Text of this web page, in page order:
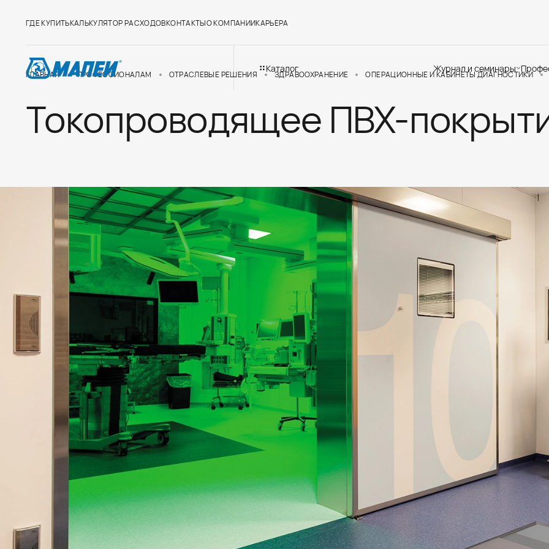
ГДЕ КУПИТЬКАЛЬКУЛЯТОР РАСХОДОВКОНТАКТЫО КОМПАНИИКАРЬЕРА
Каталог Журнал и семинары
Новости
Статьи
Мир Мапеи
ГЛАВНАЯ ПРОФЕССИОНАЛАМ ОТРАСЛЕВЫЕ РЕШЕНИЯ ЗДРАВООХРАНЕНИЕ ОПЕРАЦИОННЫЕ И КАБИНЕТЫ ДИАГНОСТИКИ
Токопроводящее ПВХ-
Грунт
Самовыравнивающийся
НА ВЫБОР
ULTRAPLAN
Быстротвердеющий
наливной пол,
нанесения от 3 до 40
ULTRAPLAN
Грунт + токопроводящая добавка
ADMIX MF
Добавка на основе синтетических смол в
Клей для ПВХ-покрытия + токопроводящая